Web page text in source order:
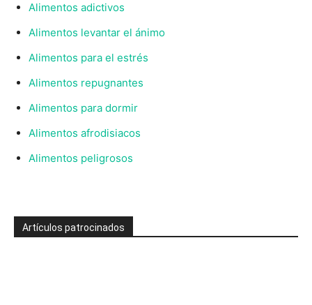
Alimentos adictivos
Alimentos levantar el ánimo
Alimentos para el estrés
Alimentos repugnantes
Alimentos para dormir
Alimentos afrodisiacos
Alimentos peligrosos
Artículos patrocinados